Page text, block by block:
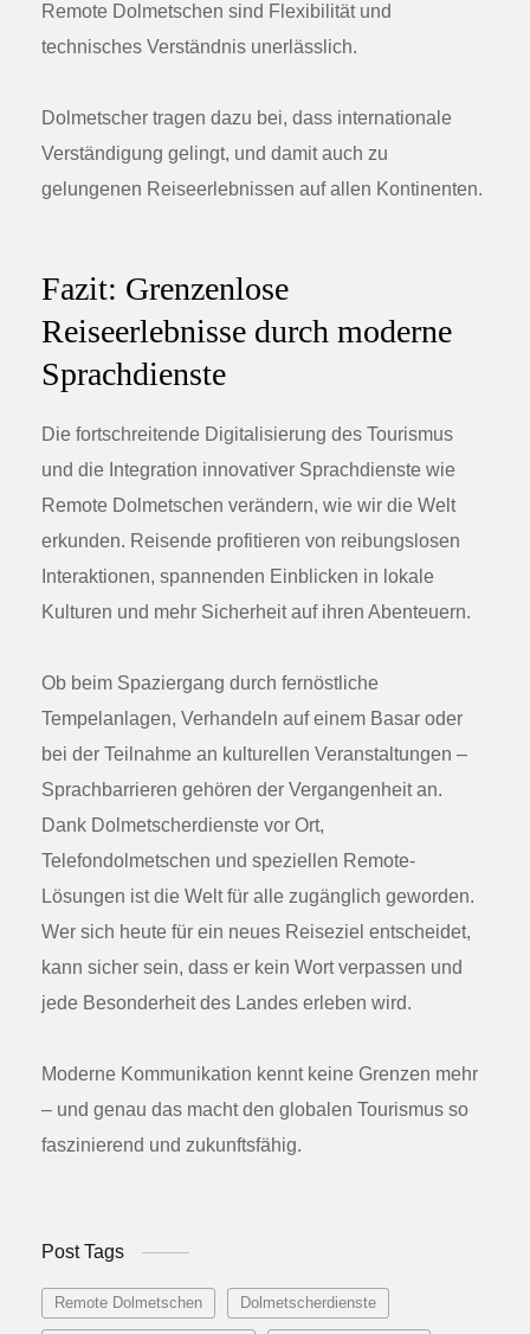
Remote Dolmetschen sind Flexibilität und
technisches Verständnis unerlässlich.
Dolmetscher tragen dazu bei, dass internationale
Verständigung gelingt, und damit auch zu
gelungenen Reiseerlebnissen auf allen Kontinenten.
Fazit: Grenzenlose
Reiseerlebnisse durch moderne
Sprachdienste
Die fortschreitende Digitalisierung des Tourismus
und die Integration innovativer Sprachdienste wie
Remote Dolmetschen verändern, wie wir die Welt
erkunden. Reisende profitieren von reibungslosen
Interaktionen, spannenden Einblicken in lokale
Kulturen und mehr Sicherheit auf ihren Abenteuern.
Ob beim Spaziergang durch fernöstliche
Tempelanlagen, Verhandeln auf einem Basar oder
bei der Teilnahme an kulturellen Veranstaltungen –
Sprachbarrieren gehören der Vergangenheit an.
Dank Dolmetscherdienste vor Ort,
Telefondolmetschen und speziellen Remote-
Lösungen ist die Welt für alle zugänglich geworden.
Wer sich heute für ein neues Reiseziel entscheidet,
kann sicher sein, dass er kein Wort verpassen und
jede Besonderheit des Landes erleben wird.
Moderne Kommunikation kennt keine Grenzen mehr
– und genau das macht den globalen Tourismus so
faszinierend und zukunftsfähig.
Post Tags
Remote Dolmetschen Dolmetscherdienste